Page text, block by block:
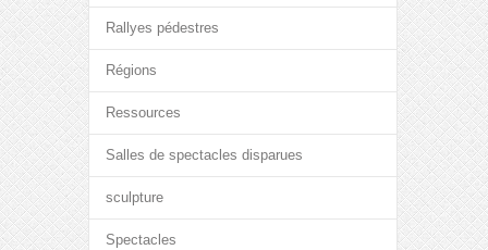
Rallyes pédestres
Régions
Ressources
Salles de spectacles disparues
sculpture
Spectacles